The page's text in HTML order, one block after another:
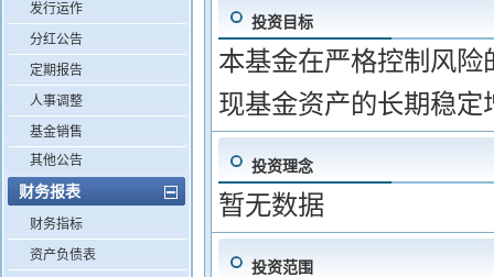
发行运作
分红公告
定期报告
人事调整
基金销售
其他公告
财务报表
财务指标
资产负债表
投资目标
本基金在严格控制风
现基金资产的长期稳定
投资理念
暂无数据
投资范围